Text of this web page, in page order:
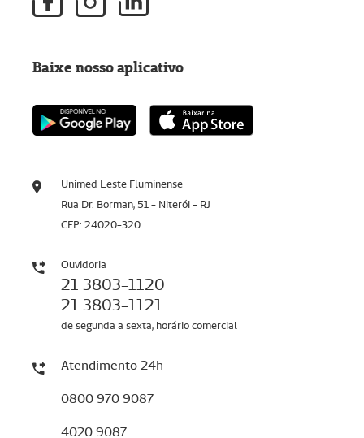
Unimed Leste Fluminense
Rua Dr. Borman, 51 - Niterói - RJ
CEP: 24020-320
Ouvidoria
21 3803-1120
21 3803-1121
de segunda a sexta, horário comercial
Atendimento 24h
0800 970 9087
4020 9087
Baixe nosso aplicativo